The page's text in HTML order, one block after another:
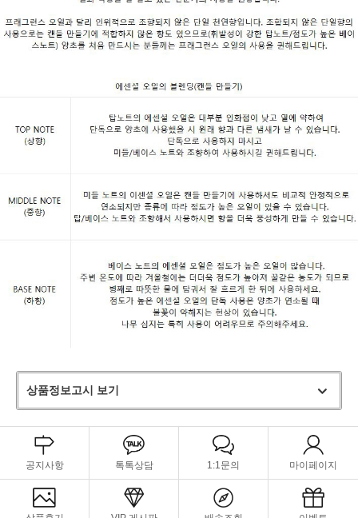
상품정보고시 보기
공지사항 톡톡상담 1:1문의 마이페이지